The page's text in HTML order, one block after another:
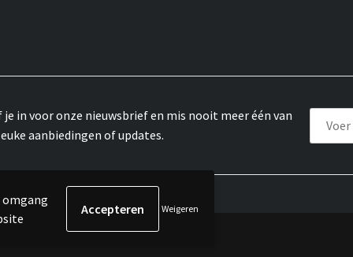
je in voor onze nieuwsbrief en mis nooit meer één van
aanbiedingen of updates.
Weigeren